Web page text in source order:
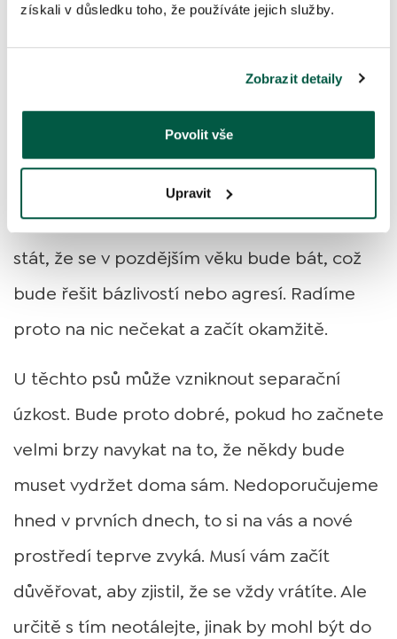
získali v důsledku toho, že používáte jejich služby.
Zobrazit detaily
Povolit vše
Upravit
Nenechte se od výcviku odradit jeho
velikostí. Naopak začněte s výchovou,
vám přijde štěně do rodiny. Pokud budete
chtít začít socializovat až vyroste, může se
stát, že se v pozdějším věku bude bát, což
bude řešit bázlivostí nebo agresí. Radíme
proto na nic nečekat a začít okamžitě.
U těchto psů může vzniknout separační
úzkost. Bude proto dobré, pokud ho začnete
velmi brzy navykat na to, že někdy bude
muset vydržet doma sám. Nedoporučujeme
hned v prvních dnech, to si na vás a nové
prostředí teprve zvyká. Musí vám začít
důvěřovat, aby zjistil, že se vždy vrátíte. Ale
určitě s tím neotálejte, jinak by mohl být do